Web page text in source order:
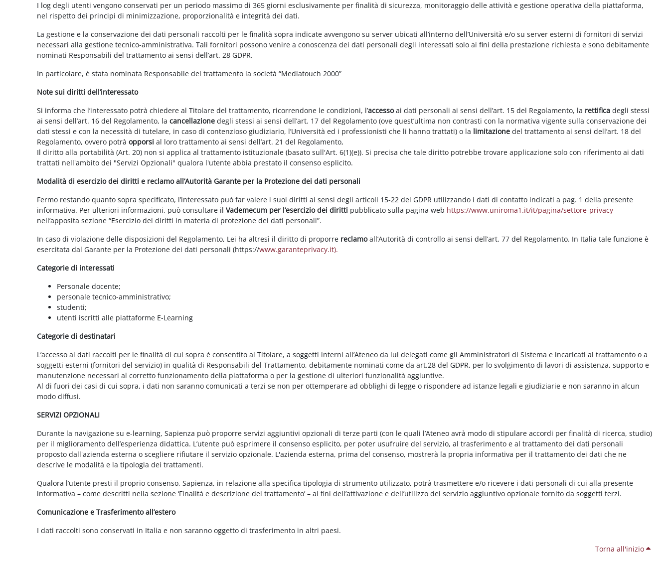
I log degli utenti vengono conservati per un periodo massimo di 365 giorni esclusivamente per finalità di sicurezza, monitoraggio delle attività e gestione operativa della piattaforma,
nel rispetto dei principi di minimizzazione, proporzionalità e integrità dei dati.
La gestione e la conservazione dei dati personali raccolti per le finalità sopra indicate avvengono su server ubicati all’interno dell’Università e/o su server esterni di fornitori di servizi
necessari alla gestione tecnico-amministrativa. Tali fornitori possono venire a conoscenza dei dati personali degli interessati solo ai fini della prestazione richiesta e sono debitamente
nominati Responsabili del trattamento ai sensi dell’art. 28 GDPR.
In particolare, è stata nominata Responsabile del trattamento la società “Mediatouch 2000”
Note sui diritti dell’interessato
Si informa che l’interessato potrà chiedere al Titolare del trattamento, ricorrendone le condizioni, l’accessoai dati personali ai sensi dell’art. 15 del Regolamento, la rettificadegli stessi
ai sensi dell’art. 16 del Regolamento, lacancellazione degli stessi ai sensi dell’art. 17 del Regolamento (ove quest’ultima non contrasti con la normativa vigente sulla conservazione dei
dati stessi e con la necessità di tutelare, in caso di contenzioso giudiziario, l’Università ed i professionisti che li hanno trattati) o la limitazione del trattamento ai sensi dell’art. 18 del
Regolamento, ovvero potràopporsi al loro trattamento ai sensi dell’art. 21 del Regolamento,
Il diritto alla portabilità (Art. 20) non si applica al trattamento istituzionale (basato sull'Art. 6(1)(e)). Si precisa che tale diritto potrebbe trovare applicazione solo con riferimento ai dati
trattati nell'ambito dei "Servizi Opzionali" qualora l'utente abbia prestato il consenso esplicito.
Modalità di esercizio dei diritti e reclamo all’Autorità Garante per la Protezione dei dati personali
Fermo restando quanto sopra specificato, l’interessato può far valere i suoi diritti ai sensi degli articoli 15-22 del GDPR utilizzando i dati di contatto indicati a pag. 1 della presente
informativa. Per ulteriori informazioni, può consultare ilVademecum per l’esercizio dei diritti pubblicato sulla pagina web https://www.uniroma1.it/it/pagina/settore-privacy
nell’apposita sezione “Esercizio dei diritti in materia di protezione dei dati personali”.
In caso di violazione delle disposizioni del Regolamento, Lei ha altresì il diritto di proporre reclamoall’Autorità di controllo ai sensi dell’art. 77 del Regolamento. In Italia tale funzione è
esercitata dal Garante per la Protezione dei dati personali (https://www.garanteprivacy.it).
Categorie di interessati
Personale docente;
personale tecnico-amministrativo;
studenti;
utenti iscritti alle piattaforme E-Learning
Categorie di destinatari
L’accesso ai dati raccolti per le finalità di cui sopra è consentito al Titolare, a soggetti interni all’Ateneo da lui delegati come gli Amministratori di Sistema e incaricati al trattamento o a
soggetti esterni (fornitori del servizio) in qualità di Responsabili del Trattamento, debitamente nominati come da art.28 del GDPR, per lo svolgimento di lavori di assistenza, supporto e
manutenzione necessari al corretto funzionamento della piattaforma o per la gestione di ulteriori funzionalità aggiuntive.
Al di fuori dei casi di cui sopra, i dati non saranno comunicati a terzi se non per ottemperare ad obblighi di legge o rispondere ad istanze legali e giudiziarie e non saranno in alcun
modo diffusi.
SERVIZI OPZIONALI
Durante la navigazione su e-learning, Sapienza può proporre servizi aggiuntivi opzionali di terze parti (con le quali l’Ateneo avrà modo di stipulare accordi per finalità di ricerca, studio)
per il miglioramento dell’esperienza didattica. L’utente può esprimere il consenso esplicito, per poter usufruire del servizio, al trasferimento e al trattamento dei dati personali
proposto dall'azienda esterna o scegliere rifiutare il servizio opzionale. L'azienda esterna, prima del consenso, mostrerà la propria informativa per il trattamento dei dati che ne
descrive le modalità e la tipologia dei trattamenti.
Qualora l’utente presti il proprio consenso, Sapienza, in relazione alla specifica tipologia di strumento utilizzato, potrà trasmettere e/o ricevere i dati personali di cui alla presente
informativa – come descritti nella sezione ‘Finalità e descrizione del trattamento’ – ai fini dell’attivazione e dell’utilizzo del servizio aggiuntivo opzionale fornito da soggetti terzi.
Comunicazione e Trasferimento all’estero
I dati raccolti sono conservati in Italia e non saranno oggetto di trasferimento in altri paesi.
Torna all'inizio